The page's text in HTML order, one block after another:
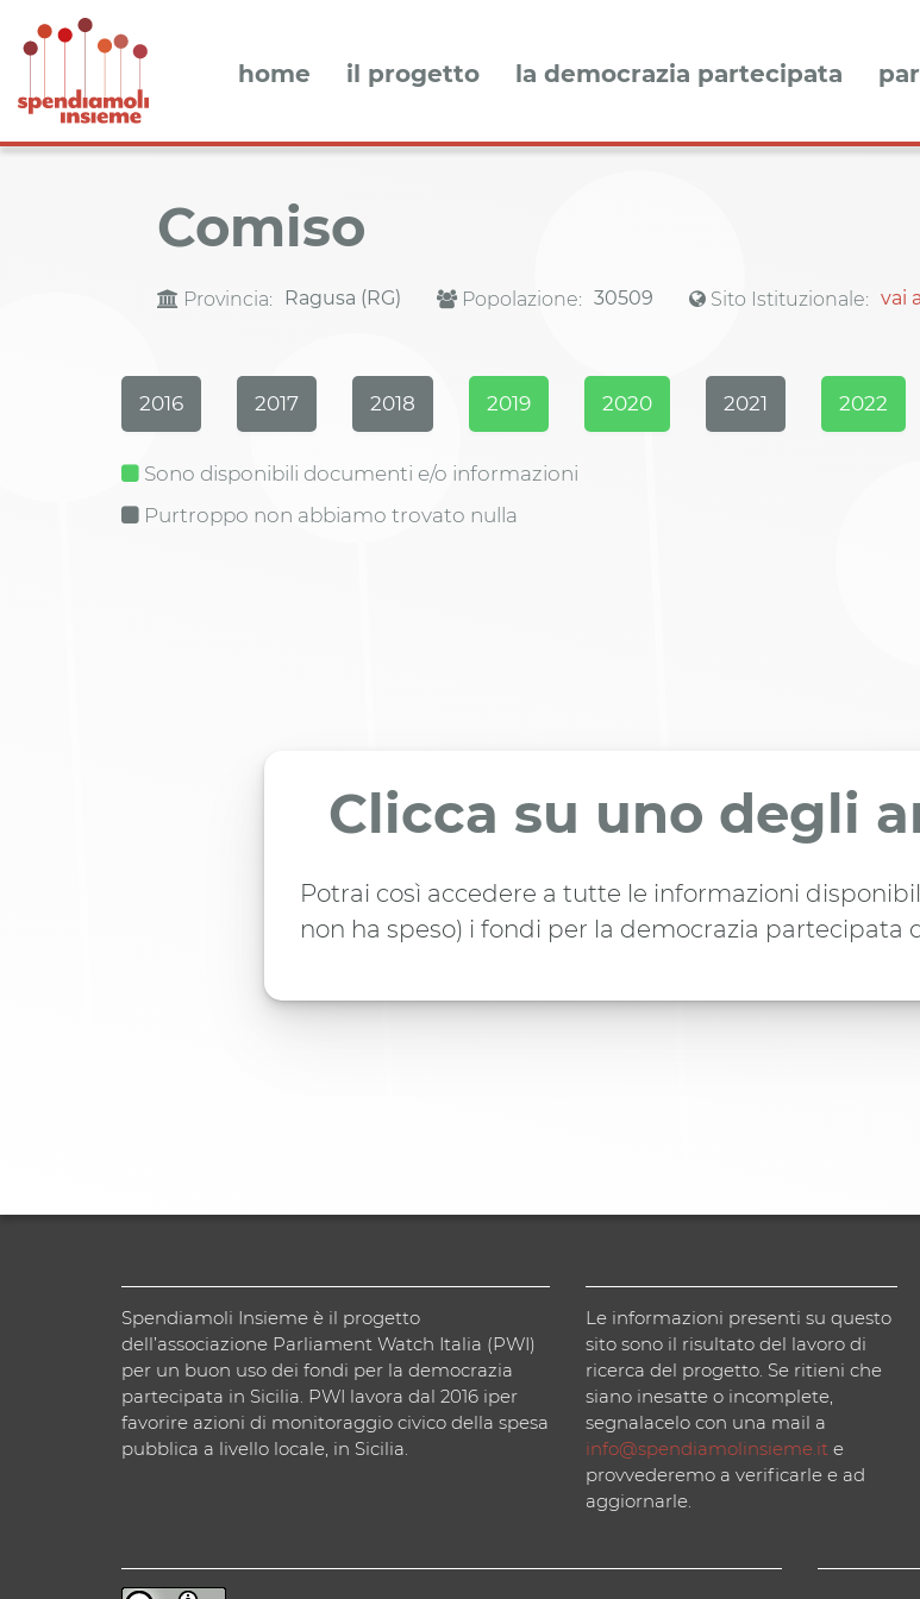
home il progetto la democrazia partecipata
Comiso
Provincia: Ragusa (RG) Popolazione: 30509 Sito Istituzionale: vai
2016 2017 2018 2019 2020 2021 2022
Sono disponibili documenti e/o informazioni
Purtroppo non abbiamo trovato nulla
Clicca su uno degli
Potrai così accedere a tutte le informazioni
non ha speso) i fondi per la democrazia partecipata
Spendiamoli Insieme è il progetto
dell’associazione Parliament Watch Italia (PWI)
per un buon uso dei fondi per la democrazia
partecipata in Sicilia. PWI lavora dal 2016 iper
favorire azioni di monitoraggio civico della spesa
pubblica a livello locale, in Sicilia.
Le informazioni presenti su questo
sito sono il risultato del lavoro di
ricerca del progetto. Se ritieni che
siano inesatte o incomplete,
segnalacelo con una mail a
info@spendiamolinsieme.ite
provvederemo a verificarle e ad
aggiornarle.